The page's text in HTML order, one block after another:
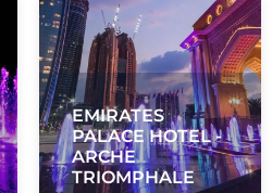
EMIRATES
PALACE HOTEL -
ARCHE
TRIOMPHALE